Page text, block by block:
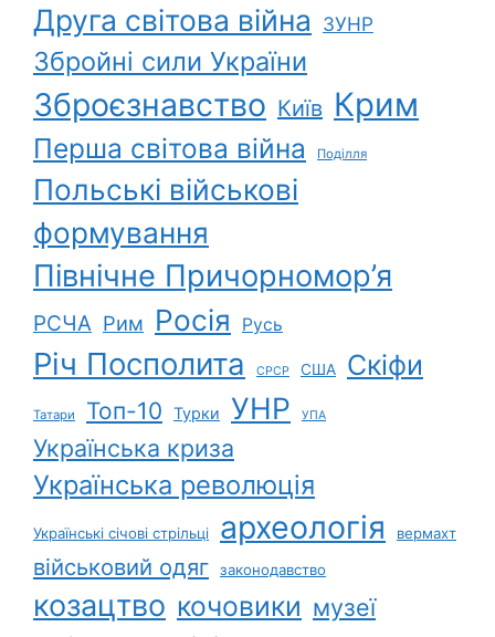
Друга світова війна ЗУНР
Збройні сили України
Зброєзнавство Київ Крим
Перша світова війна Поділля
Польські військові
формування
Північне Причорномор’я
РСЧА Рим Росія Русь
Річ Посполита СРСР США Скіфи
Татари Топ-10 Турки УНР УПА
Українська криза
Українська революція
Українські січові стрільці археологія вермахт
військовий одяг законодавство
козацтво кочовики музеї